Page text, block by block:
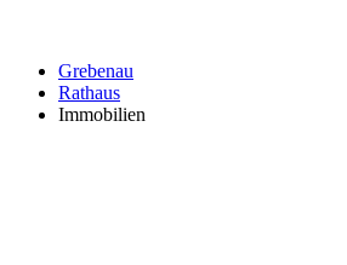
Grebenau
Rathaus
Immobilien